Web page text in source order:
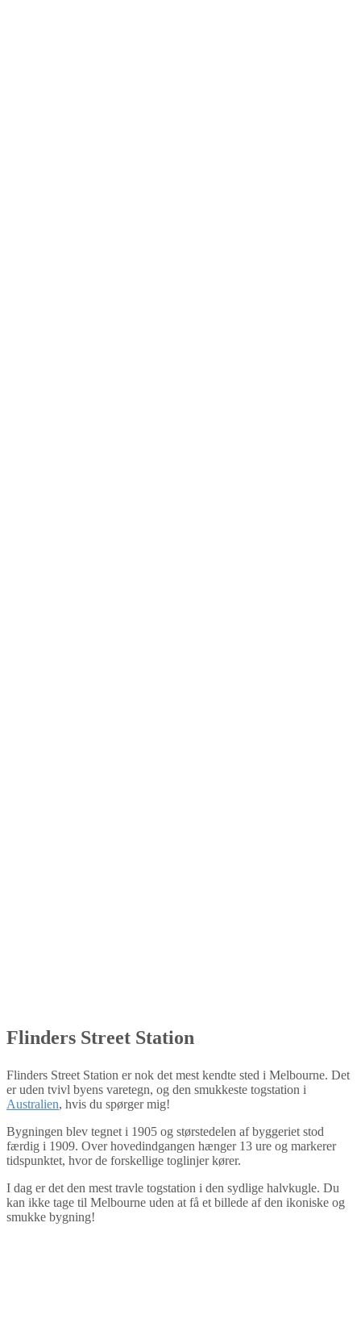
Flinders Street Station
Flinders Street Station er nok det mest kendte sted i Melbourne. Det
er uden tvivl byens varetegn, og den smukkeste togstation i
Australien, hvis du spørger mig!
Bygningen blev tegnet i 1905 og størstedelen af byggeriet stod
færdig i 1909. Over hovedindgangen hænger 13 ure og markerer
tidspunktet, hvor de forskellige toglinjer kører.
I dag er det den mest travle togstation i den sydlige halvkugle. Du
kan ikke tage til Melbourne uden at få et billede af den ikoniske og
smukke bygning!